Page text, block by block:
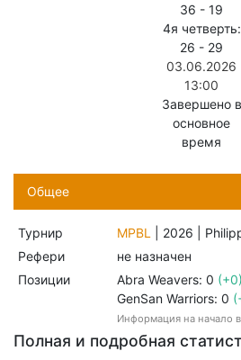
36 - 19
4я четверть:
26 - 29
03.06.2026
13:00
Завершено в
основное
время
Общее
Турнир MPBL
| 2026 |
Рефери
не назначен
Позиции
Abra Weavers: 0 (+0)
GenSan Warriors: 0
Информация на начало
Полная и подробная